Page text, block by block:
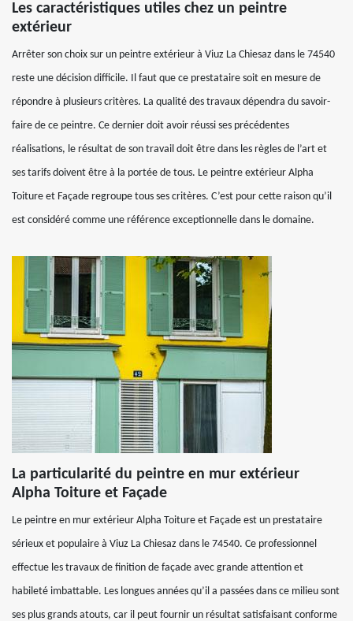
Les caractéristiques utiles chez un peintre
extérieur
Arrêter son choix sur un peintre extérieur à Viuz La Chiesaz dans le 74540
reste une décision difficile. Il faut que ce prestataire soit en mesure de
répondre à plusieurs critères. La qualité des travaux dépendra du savoir-
faire de ce peintre. Ce dernier doit avoir réussi ses précédentes
réalisations, le résultat de son travail doit être dans les règles de l’art et
ses tarifs doivent être à la portée de tous. Le peintre extérieur Alpha
Toiture et Façade regroupe tous ses critères. C’est pour cette raison qu’il
est considéré comme une référence exceptionnelle dans le domaine.
La particularité du peintre en mur extérieur
Alpha Toiture et Façade
Le peintre en mur extérieur Alpha Toiture et Façade est un prestataire
sérieux et populaire à Viuz La Chiesaz dans le 74540. Ce professionnel
effectue les travaux de finition de façade avec grande attention et
habileté imbattable. Les longues années qu’il a passées dans ce milieu sont
ses plus grands atouts, car il peut fournir un résultat satisfaisant conforme